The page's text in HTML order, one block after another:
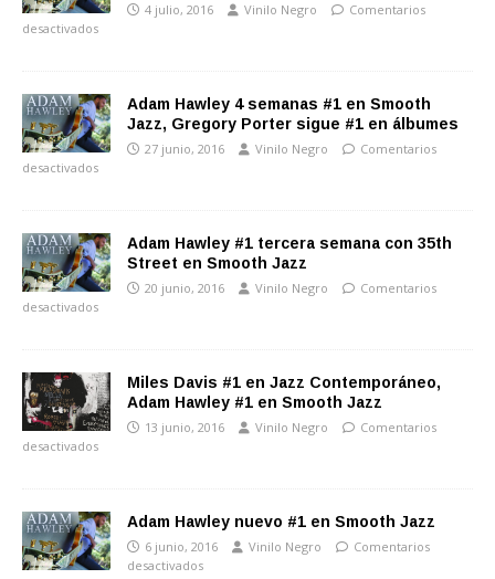
4 julio, 2016 Vinilo Negro
Comentarios
desactivados
Adam Hawley 4 semanas #1 en Smooth
Jazz, Gregory Porter sigue #1 en álbumes
27 junio, 2016 Vinilo Negro
Comentarios
desactivados
Adam Hawley #1 tercera semana con 35th
Street en Smooth Jazz
20 junio, 2016 Vinilo Negro
Comentarios
desactivados
Miles Davis #1 en Jazz Contemporáneo,
Adam Hawley #1 en Smooth Jazz
13 junio, 2016 Vinilo Negro
Comentarios
desactivados
Adam Hawley nuevo #1 en Smooth Jazz
6 junio, 2016 Vinilo Negro
Comentarios
desactivados